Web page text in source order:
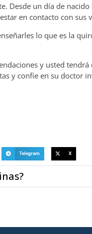
Desde un día de
en contacto con sus
lo que es la
y usted
y confíe en su doctor
Telegram X